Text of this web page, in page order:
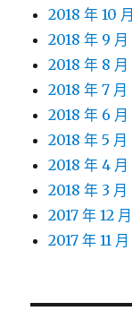
2018 年 10 月
2018 年 9 月
2018 年 8 月
2018 年 7 月
2018 年 6 月
2018 年 5 月
2018 年 4 月
2018 年 3 月
2017 年 12 月
2017 年 11 月